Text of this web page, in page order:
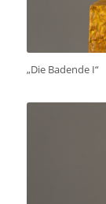
„Die Badende I“